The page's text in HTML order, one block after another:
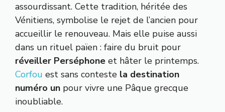
assourdissant. Cette tradition, héritée des
Vénitiens, symbolise le rejet de l’ancien pour
accueillir le renouveau. Mais elle puise aussi
dans un rituel païen : faire du bruit pour
réveiller Perséphone et hâter le printemps.
Corfou est sans conteste la destination
numéro un pour vivre une Pâque grecque
inoubliable.